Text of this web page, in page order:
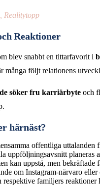
Realitytopp
Reaktioner
blev snabbt en tittarfavorit i
många följt relationens
söker fru karriärbyte och
härnäst?
offentliga uttalanden
uppföljningsavsnitt planeras
kan uppstå, men bekräftade
om Instagram-närvaro
respektive familjers reaktioner